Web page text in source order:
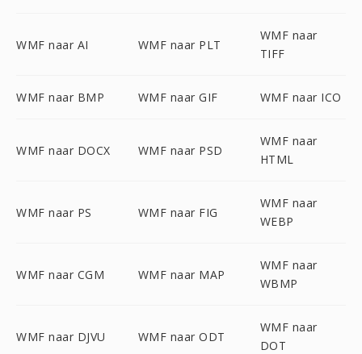
WMF naar AI WMF naar PLT
WMF naar
TIFF
WMF naar BMP WMF naar GIF WMF naar ICO
WMF naar DOCX WMF naar PSD
WMF naar
HTML
WMF naar PS WMF naar FIG
WMF naar
WEBP
WMF naar CGM WMF naar MAP
WMF naar
WBMP
WMF naar DJVU WMF naar ODT
WMF naar
DOT